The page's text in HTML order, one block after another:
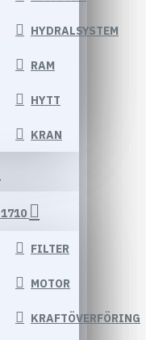
HYDRALSYSTEM
RAM
HYTT
KRAN
1710
FILTER
MOTOR
KRAFTÖVERFÖRING